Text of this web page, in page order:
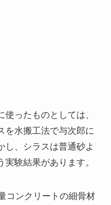
ったものとしては、
を水搬工法で与次郎に
し、シラスは普通砂よ
験結果があります。
コンクリートの細骨材